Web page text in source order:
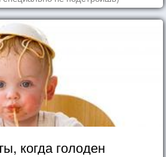
когда голоден